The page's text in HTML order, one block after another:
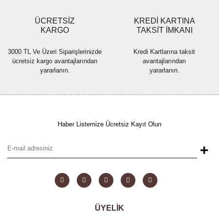
ÜCRETSİZ
KARGO
3000 TL Ve Üzeri Siparişlerinizde
ücretsiz kargo avantajlarından
yararlanın.
KREDİ KARTINA
TAKSİT İMKANI
Kredi Kartlarına taksit
avantajlarından
yararlanın.
Haber Listemize Ücretsiz Kayıt Olun
+
ÜYELİK